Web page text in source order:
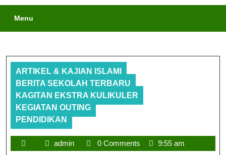
Menu
ARTIKEL & KAJIAN ISLAMI
BERITA SEKOLAH TERBARU
KAGITAN EKSTRA KULIKULER
KEGIATAN OUTING
PENDIDIKAN
admin 0 Comments 9:55 am